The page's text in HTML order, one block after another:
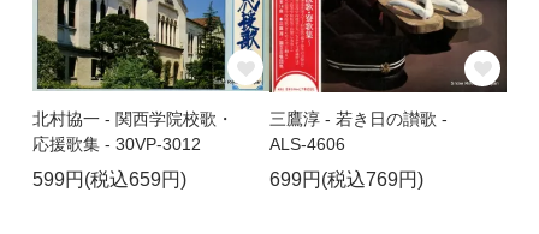
北村協一 - 関西学院校歌・
応援歌集 - 30VP-3012
599円(税込659円)
三鷹淳 - 若き日の讃歌 -
ALS-4606
699円(税込769円)